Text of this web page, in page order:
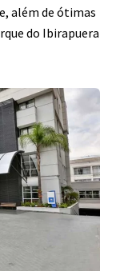
além de ótimas
do Ibirapuera